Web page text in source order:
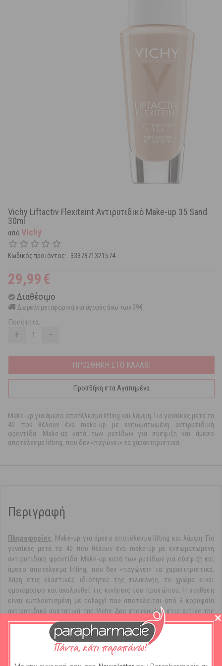
Vichy Liftactiv Flexiteint Αντιρυτιδικό Make-up 35 Sand
30ml
από Vichy
Κωδικός προϊόντος: 3337871321574
29,99€
Διαθέσιμο
Δωρεάν μεταφορικά για αγορές άνω των 39€
Ποσότητα:
+ −
ΠΡΟΣΘΗΚΗ ΣΤΟ ΚΑΛΑΘΙ
Προσθήκη στα Αγαπημένα
Make-up για άμεσο αποτέλεσμα lifting και λάμψη. Για γυναίκες μετά τα
40 που θέλουν ένα make-up με ενσωματωμένη αντιρυτιδική
φροντίδα. Make-up κατά των ρυτίδων για σύσφιξη και άμεσο
αποτέλεσμα lifting, που δεν «παγώνει» τα χαρακτηριστικά.
Περιγραφή
Πληροφορίες: Make-up για άμεσο αποτέλεσμα lifting και λάμψη. Για
γυναίκες μετά τα 40 που θέλουν ένα make-up με ενσωματωμένη
αντιρυτιδική φροντίδα. Make-up κατά των ρυτίδων για σύσφιξη και
άμεσο αποτέλεσμα lifting, που δεν «παγώνει» τα χαρακτηριστικά.
Χάρη στις ελαστικές ιδιότητες της σιλικόνης, το χρώμα είναι
ομοιόμορφο και ακολουθεί τις κινήσεις του προσώπου. Η σύνθεση
είναι εμπλουτισμένη με collagyl που αποτελείται από 3 κορυφαία
αντιρυτιδικά συστατικά της Vichy. Δρα στοχευμένα στις αιτίες της
γήρανσης για λείανση και «γέμισμα» των ρυτίδων σε 1 μήνα. Άμεσα, η
επιδερμίδα δείχνει ανορθωμένη, ομοιογενής, λαμπερή και πιο
ξεκούραστη, καθ' όλη τη διάρκεια της ημέρας. Το αποτέλεσμα lifting
διατηρείται όλη την ημέρα χωρίς να «παγώνει» τα χαρακτηριστικά.